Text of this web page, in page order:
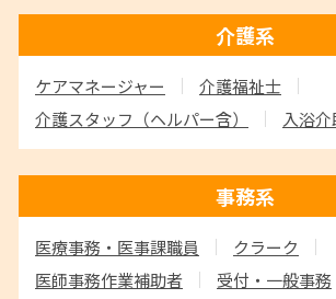
介護系
ケアマネージャー
介護福祉士
介護スタッフ （ヘルパー含） 入浴
事務系
医療事務・医事課職員
クラーク
医師事務作業補助者
受付・一般事務